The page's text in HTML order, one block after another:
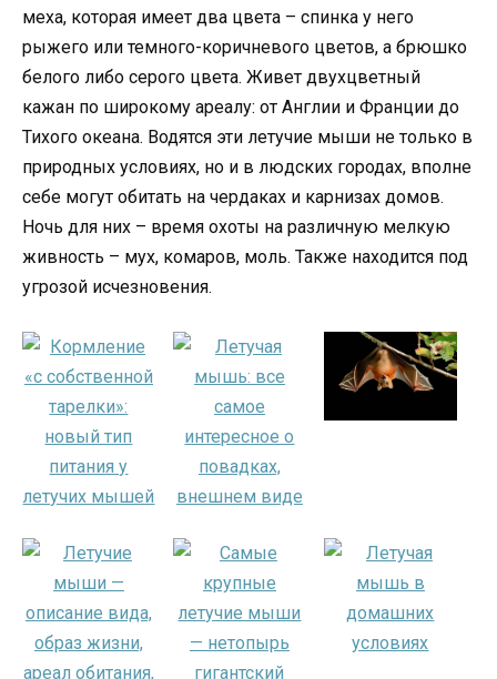
меха, которая имеет два цвета – спинка у него
рыжего или темного-коричневого цветов, а брюшко
белого либо серого цвета. Живет двухцветный
кажан по широкому ареалу: от Англии и Франции до
Тихого океана. Водятся эти летучие мыши не только в
природных условиях, но и в людских городах, вполне
себе могут обитать на чердаках и карнизах домов.
Ночь для них – время охоты на различную мелкую
живность – мух, комаров, моль. Также находится под
угрозой исчезновения.